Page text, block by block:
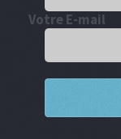
Votre E-mail